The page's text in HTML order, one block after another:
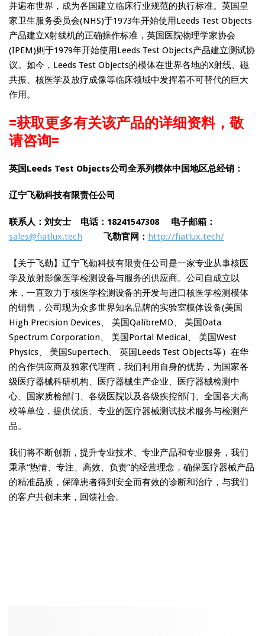
并遍布世界，成为各国建立临床行业规范的执行标准。英国皇
家卫生服务委员会(NHS)于1973年开始使用Leeds Test Objects
产品建立X射线机的正确操作标准，英国医院物理学家协会
(IPEM)则于1979年开始使用Leeds Test Objects产品建立测试协
议。如今，Leeds Test Objects的模体在世界各地的X射线、磁
共振、核医学及放疗成像等临床领域中发挥着不可替代的巨大
作用。
=获取更多有关该产品的详细资料，敬
请咨询=
英国Leeds Test Objects公司全系列模体中国地区总经销：
辽宁飞勒科技有限责任公司
联系人：刘女士 电话：18241547308
电子邮箱：
sales@fiatlux.tech
飞勒官网： http://fiatlux.tech/
【关于飞勒】辽宁飞勒科技有限责任公司是一家专业从事核医
学及放射影像医学检测设备与服务的供应商。公司自成立以
来，一直致力于核医学检测设备的开发与进口核医学检测模体
的销售，公司现为众多世界知名品牌的实验室模体设备(美国
High Precision Devices、 美国QalibreMD、 美国Data
Spectrum Corporation、 美国Portal Medical、 美国West
Physics、 美国Supertech、 英国Leeds Test Objects等）在华
的合作供应商及独家代理商，我们利用自身的优势，为国家各
级医疗器械科研机构、医疗器械生产企业、医疗器械检测中
心、国家质检部门、各级医院以及各级疾控部门、全国各大高
校等单位，提供优质、专业的医疗器械测试技术服务与检测产
品。
我们将不断创新，提升专业技术、专业产品和专业服务，我们
秉承“热情、专注、高效、负责”的经营理念，确保医疗器械产品
的精准品质，保障患者得到安全而有效的诊断和治疗，与我们
的客户共创未来，回馈社会。